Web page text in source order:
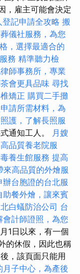
，雇主可能會決定
登記申請全攻略 搬
葬儀社服務，為您
，選擇最適合的
務 精準聽力檢
師事務所，專業
會更具品味 尋找
矯正 購買二手攤
請所需材料，為
護，了解長照服
通知工人。 月嫂
高品質養老院服
養生館服務 提高
高品質的外燴服
辦台胞證的台北服
助餐外燴，讓來賓
白蟻防治公司 台
會計師證照，為您
1日以來，有一個
的休假，因此也稱
，該頁面只能用
月子中心，為產後